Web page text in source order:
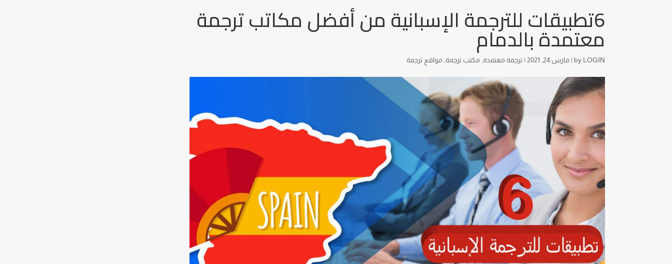
6تطبيقات للترجمة الإسبانية من أفضل مكاتب ترجمة
معتمدة بالدمام
by LOGIN
|مارس 24, 2021 | ترجمة معتمدة ,مكتب ترجمة ,مواقع ترجمة